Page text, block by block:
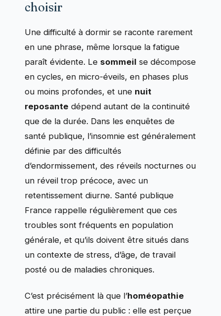
choisir
Une difficulté à dormir se raconte rarement
en une phrase, même lorsque la fatigue
paraît évidente. Le sommeil se décompose
en cycles, en micro-éveils, en phases plus
ou moins profondes, et une nuit
reposante dépend autant de la continuité
que de la durée. Dans les enquêtes de
santé publique, l’insomnie est généralement
définie par des difficultés
d’endormissement, des réveils nocturnes ou
un réveil trop précoce, avec un
retentissement diurne. Santé publique
France rappelle régulièrement que ces
troubles sont fréquents en population
générale, et qu’ils doivent être situés dans
un contexte de stress, d’âge, de travail
posté ou de maladies chroniques.
C’est précisément là que l’homéopathie
attire une partie du public : elle est perçue